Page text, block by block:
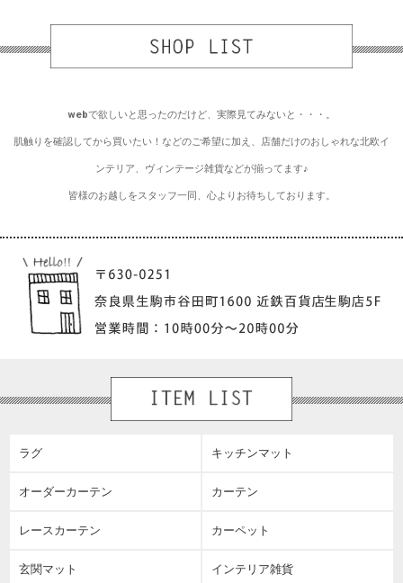
webで欲しいと思ったのだけど、実際見てみないと・・・。
肌触りを確認してから買いたい！などのご希望に加え、店舗だけのおしゃれな北欧イ
ンテリア、ヴィンテージ雑貨などが揃ってます♪
皆様のお越しをスタッフ一同、心よりお待ちしております。
ラグ キッチンマット
オーダーカーテン カーテン
レースカーテン カーペット
玄関マット インテリア雑貨